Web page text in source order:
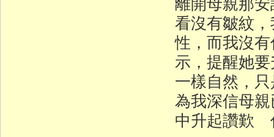
看沒有皺紋
性，而我沒
示，提醒她
一樣自然，
為我深信母
中升起讚歎